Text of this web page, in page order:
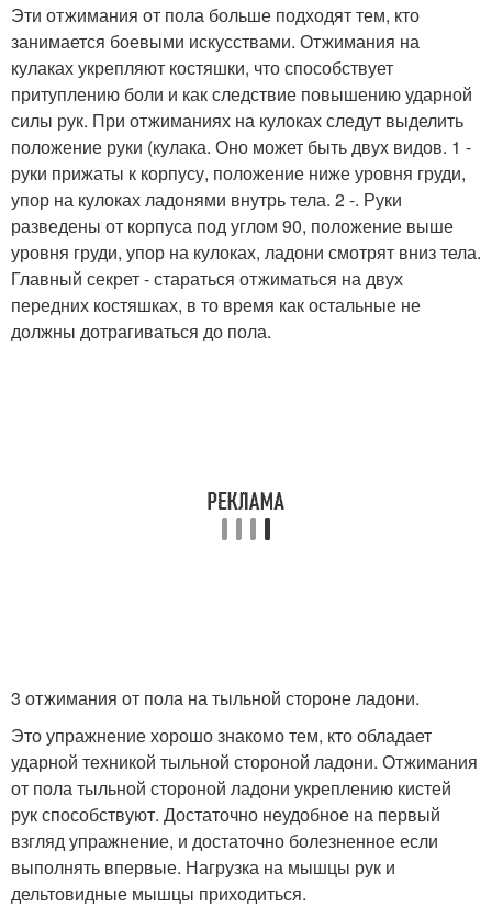
Эти отжимания от пола больше подходят тем, кто
занимается боевыми искусствами. Отжимания на
кулаках укрепляют костяшки, что способствует
притуплению боли и как следствие повышению ударной
силы рук. При отжиманиях на кулоках следут выделить
положение руки (кулака. Оно может быть двух видов. 1 -
руки прижаты к корпусу, положение ниже уровня груди,
упор на кулоках ладонями внутрь тела. 2 -. Руки
разведены от корпуса под углом 90, положение выше
уровня груди, упор на кулоках, ладони смотрят вниз тела.
Главный секрет - стараться отжиматься на двух
передних костяшках, в то время как остальные не
должны дотрагиваться до пола.
3 отжимания от пола на тыльной стороне ладони.
Это упражнение хорошо знакомо тем, кто обладает
ударной техникой тыльной стороной ладони. Отжимания
от пола тыльной стороной ладони укреплению кистей
рук способствуют. Достаточно неудобное на первый
взгляд упражнение, и достаточно болезненное если
выполнять впервые. Нагрузка на мышцы рук и
дельтовидные мышцы приходиться.